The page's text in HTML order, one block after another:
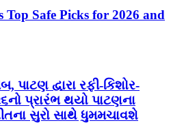
Top Safe Picks for 2026 and
દ્વારા રફી-કિશોર-
પ્રારંભ થયો પાટણના
સુરો સાથે ધુમમચાવશે